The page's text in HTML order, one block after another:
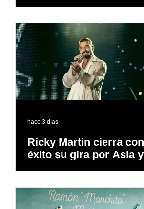
Ricky Martin cierra con
éxito su gira por Asia y
hace 3 días